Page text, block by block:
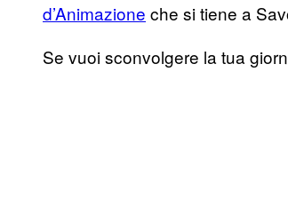
d’Animazione che si tiene a
Se vuoi sconvolgere la tua